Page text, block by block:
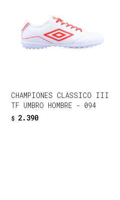
CHAMPIONES CLASSICO III
TF UMBRO HOMBRE - 094
$ 2.390